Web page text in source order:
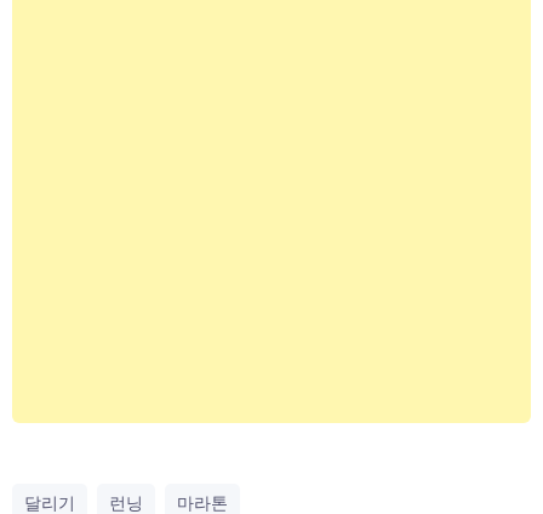
달리기 런닝 마라톤